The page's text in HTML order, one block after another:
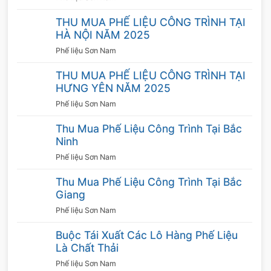
THU MUA PHẾ LIỆU CÔNG TRÌNH TẠI
HÀ NỘI NĂM 2025
Phế liệu Sơn Nam
THU MUA PHẾ LIỆU CÔNG TRÌNH TẠI
HƯNG YÊN NĂM 2025
Phế liệu Sơn Nam
Thu Mua Phế Liệu Công Trình Tại Bắc
Ninh
Phế liệu Sơn Nam
Thu Mua Phế Liệu Công Trình Tại Bắc
Giang
Phế liệu Sơn Nam
Buộc Tái Xuất Các Lô Hàng Phế Liệu
Là Chất Thải
Phế liệu Sơn Nam
giá thị trường tại thời điểm hiện tại.
Không ngần ngại số lượng
mua sắt phế liệu là phải hợp tác với các dự án
lớn, số lượng nhiều. Tuy nhiên, công ty chúng
liệu sắt nhiều hay ít.
Thu mua nhanh chóng
Quy trình thu mua được thực hiện một cách
nhanh chóng, có xe chuyên chở tiện lợi. Hình
thức thanh toán thuận tiện.
Quy trình thu mua sắt phế liệu giá cao
Để giúp cho cả người bán và người mua tiết
kiệm được thời gian, công ty Sơn Nam chúng